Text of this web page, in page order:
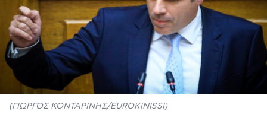
(ΓΙΩΡΓΟΣ ΚΟΝΤΑΡΙΝΗΣ/EUROKINISSI)